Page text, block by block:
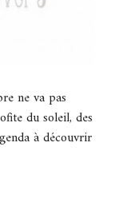
ne va pas
du soleil, des
à découvrir